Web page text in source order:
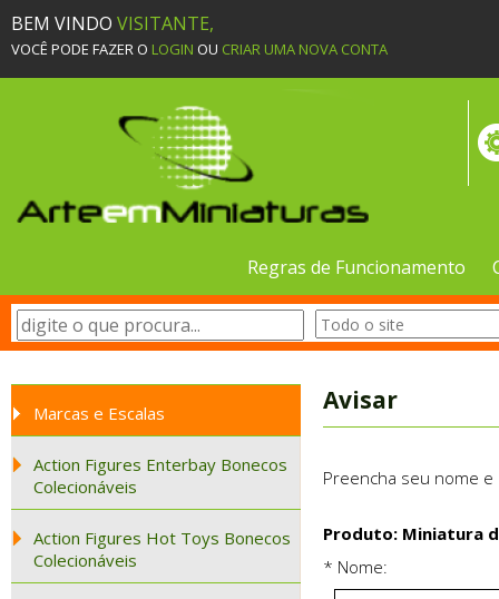
BEM VINDO VISITANTE,
VOCÊ PODE FAZER O LOGIN OU CRIAR UMA NOVA CONTA
Regras de Funcionamento
Marcas e Escalas
Action Figures Enterbay Bonecos
Colecionáveis
Action Figures Hot Toys Bonecos
Colecionáveis
Avisar
Preencha seu nome
Produto: Miniatura
* Nome: